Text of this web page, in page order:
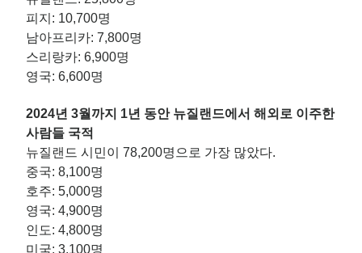
피지: 10,700명
남아프리카: 7,800명
스리랑카: 6,900명
영국: 6,600명
2024년 3월까지 1년 동안 뉴질랜드에서 해외로 이주한
사람들 국적
뉴질랜드 시민이 78,200명으로 가장 많았다.
중국: 8,100명
호주: 5,000명
영국: 4,900명
인도: 4,800명
미국: 3,100명